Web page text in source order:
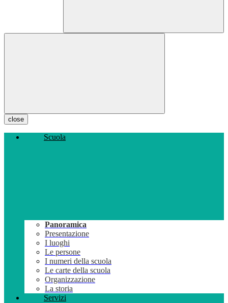
close
Scuola
Panoramica
Presentazione
I luoghi
Le persone
I numeri della scuola
Le carte della scuola
Organizzazione
La storia
Servizi